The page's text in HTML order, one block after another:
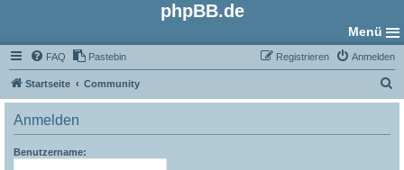
phpBB.de
Menü
FAQ Pastebin Anmelden
Registrieren
Startseite Community
u
Anmelden
Benutzername: